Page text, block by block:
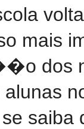
mais
dos
alunas
saiba